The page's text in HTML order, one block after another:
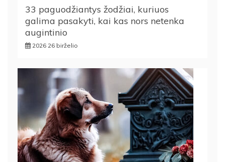
33 paguodžiantys žodžiai, kuriuos
galima pasakyti, kai kas nors netenka
augintinio
2026 26 birželio